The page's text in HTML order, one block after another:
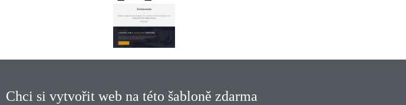
Chci si vytvořit web na této šabloně zdarma